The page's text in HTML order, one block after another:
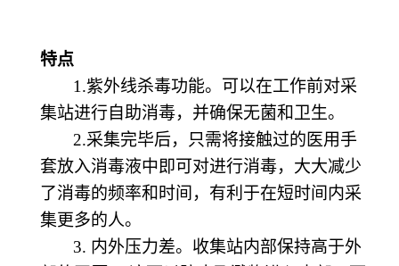
特点
1.紫外线杀毒功能。
可以在工作前对采
集站进行自助消毒，并确保无菌和卫生。
2.采集完毕后，只需将接触过的医用手
套放入消毒液中即可对进行消毒，大大减少
了消毒的频率和时间，有利于在短时间内采
集更多的人。
3. 内外压力差。收集站内部保持高于外